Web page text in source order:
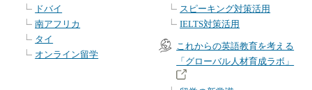
ドバイ
南アフリカ
タイ
オンライン留学
スピーキング対策活用
IELTS対策活用
これからの英語教育を考える
「グローバル人材育成ラボ」